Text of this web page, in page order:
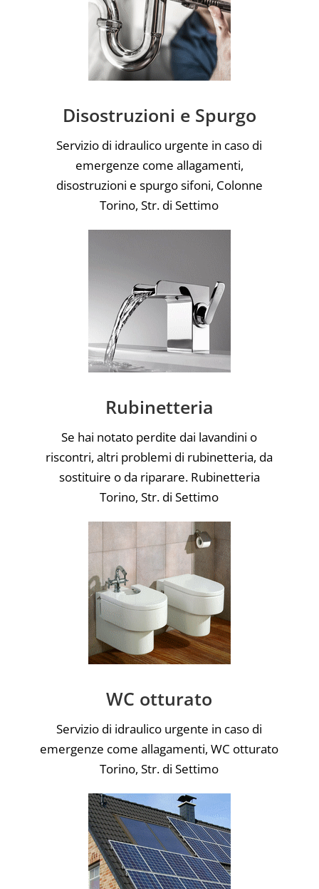
Disostruzioni e Spurgo
Servizio di idraulico urgente in caso di
emergenze come allagamenti,
disostruzioni e spurgo sifoni, Colonne
Torino, Str. di Settimo
Rubinetteria
Se hai notato perdite dai lavandini o
riscontri, altri problemi di rubinetteria, da
sostituire o da riparare. Rubinetteria
Torino, Str. di Settimo
WC otturato
Servizio di idraulico urgente in caso di
emergenze come allagamenti, WC otturato
Torino, Str. di Settimo